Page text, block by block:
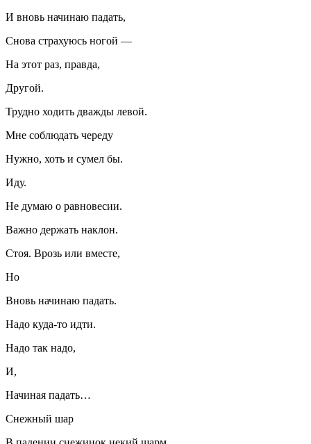
И вновь начинаю падать,
Снова страхуюсь ногой —
На этот раз, правда,
Другой.
Трудно ходить дважды левой.
Мне соблюдать череду
Нужно, хоть и сумел бы.
Иду.
Не думаю о равновесии.
Важно держать наклон.
Стоя. Врозь или вместе,
Но
Вновь начинаю падать.
Надо куда-то идти.
Надо так надо,
И,
Начиная падать…
Снежный шар